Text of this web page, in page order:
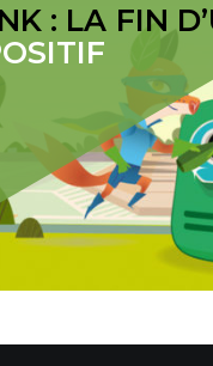
: LA FIN